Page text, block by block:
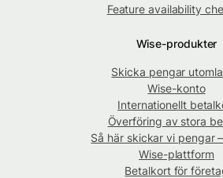
Feature availability
Wise-produkter
Skicka pengar
Wise-konto
Internationellt
Överföring av stora
Så här skickar vi pengar
Wise-plattform
Betalkort för